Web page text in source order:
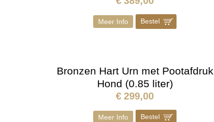
Meer Info Bestel ]
Bronzen Hart Urn met Pootafdruk
Hond (0.85 liter)
€ 299,00
Meer Info Bestel ]